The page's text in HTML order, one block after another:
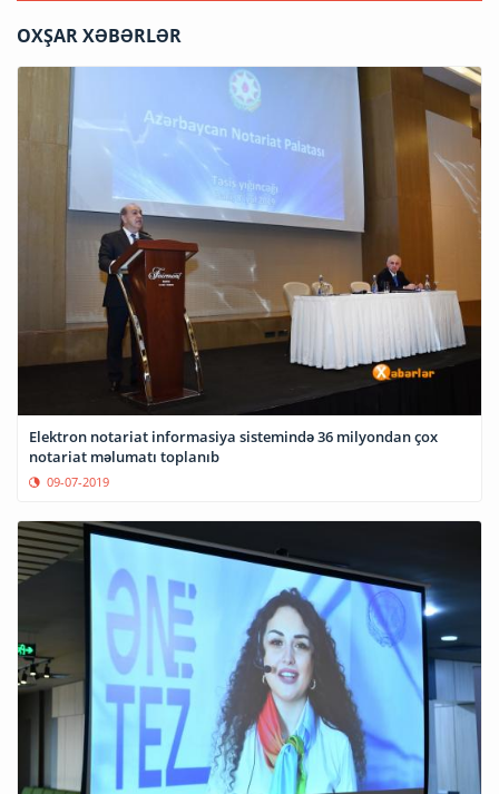
OXŞAR XƏBƏRLƏR
Elektron notariat informasiya sistemində 36 milyondan çox
notariat məlumatı toplanıb
09-07-2019